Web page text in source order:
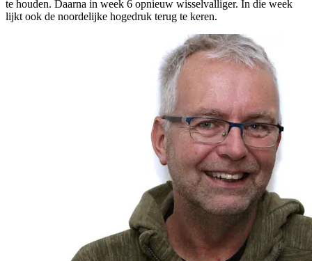
te houden. Daarna in week 6 opnieuw wisselvalliger. In die week
lijkt ook de noordelijke hogedruk terug te keren.